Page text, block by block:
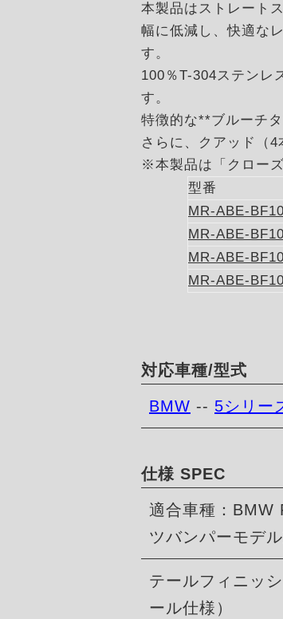
本製品はストレート
幅に低減し、快適な
す。
100％T-304ステンレ
す。
特徴的な**ブルーチ
さらに、クアッド（
※本製品は「クロー
型番
MR-ABE-
MR-ABE-
MR-ABE-
MR-ABE-
対応車種/型式
BMW -- 5シリー
仕様 SPEC
適合車種：BMW
ツバンパーモデル
テールフィニッ
ール仕様）